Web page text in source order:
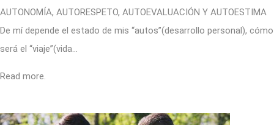
AUTONOMÍA, AUTORESPETO, AUTOEVALUACIÓN Y AUTOESTIMA
De mí depende el estado de mis “autos”(desarrollo personal), cómo
será el “viaje”(vida…
Read more.